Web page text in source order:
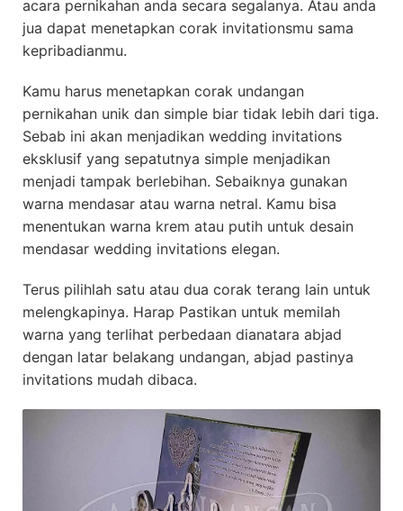
acara pernikahan anda secara segalanya. Atau anda
jua dapat menetapkan corak invitationsmu sama
kepribadianmu.
Kamu harus menetapkan corak undangan
pernikahan unik dan simple biar tidak lebih dari tiga.
Sebab ini akan menjadikan wedding invitations
eksklusif yang sepatutnya simple menjadikan
menjadi tampak berlebihan. Sebaiknya gunakan
warna mendasar atau warna netral. Kamu bisa
menentukan warna krem atau putih untuk desain
mendasar wedding invitations elegan.
Terus pilihlah satu atau dua corak terang lain untuk
melengkapinya. Harap Pastikan untuk memilah
warna yang terlihat perbedaan dianatara abjad
dengan latar belakang undangan, abjad pastinya
invitations mudah dibaca.